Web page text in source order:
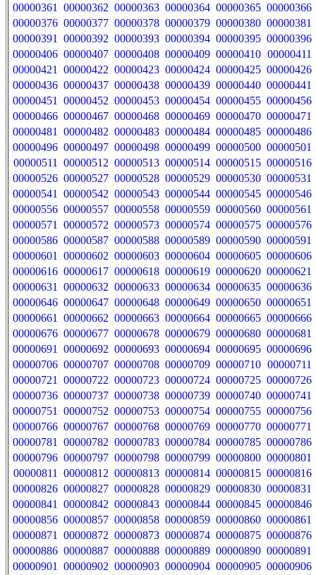
00000361
00000362 00000363 00000364 00000365 00000366
00000376 00000377 00000378 00000379 00000380 00000381
00000391
00000392 00000393 00000394 00000395 00000396
00000406 00000407 00000408 00000409 00000410 00000411
00000421
00000422 00000423 00000424 00000425 00000426
00000436 00000437 00000438 00000439 00000440 00000441
00000451
00000452 00000453 00000454 00000455 00000456
00000466 00000467 00000468 00000469 00000470 00000471
00000481
00000482 00000483 00000484 00000485 00000486
00000496 00000497 00000498 00000499 00000500 00000501
00000511
00000512 00000513 00000514 00000515 00000516
00000526 00000527 00000528 00000529 00000530 00000531
00000541
00000542 00000543 00000544 00000545 00000546
00000556 00000557 00000558 00000559 00000560 00000561
00000571
00000572 00000573 00000574 00000575 00000576
00000586 00000587 00000588 00000589 00000590 00000591
00000601
00000602 00000603 00000604 00000605 00000606
00000616 00000617 00000618 00000619 00000620 00000621
00000631
00000632 00000633 00000634 00000635 00000636
00000646 00000647 00000648 00000649 00000650 00000651
00000661
00000662 00000663 00000664 00000665 00000666
00000676 00000677 00000678 00000679 00000680 00000681
00000691
00000692 00000693 00000694 00000695 00000696
00000706 00000707 00000708 00000709 00000710 00000711
00000721
00000722 00000723 00000724 00000725 00000726
00000736 00000737 00000738 00000739 00000740 00000741
00000751
00000752 00000753 00000754 00000755 00000756
00000766 00000767 00000768 00000769 00000770 00000771
00000781
00000782 00000783 00000784 00000785 00000786
00000796 00000797 00000798 00000799 00000800 00000801
00000811
00000812 00000813 00000814 00000815 00000816
00000826 00000827 00000828 00000829 00000830 00000831
00000841
00000842 00000843 00000844 00000845 00000846
00000856 00000857 00000858 00000859 00000860 00000861
00000871
00000872 00000873 00000874 00000875 00000876
00000886 00000887 00000888 00000889 00000890 00000891
00000901
00000902 00000903 00000904 00000905 00000906